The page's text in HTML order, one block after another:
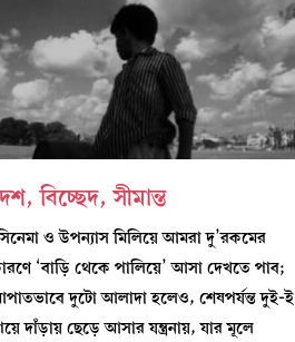
বিচ্ছেদ, সীমান্ত
ও উপন্যাস মিলিয়ে আমরা দু’রকমের
‘বাড়ি থেকে পালিয়ে’ আসা দেখতে পাব;
দুটো আলাদা হলেও, শেষপর্যন্ত দুই-ই
দাঁড়ায় ছেড়ে আসার যন্ত্রনায়, যার মূলে